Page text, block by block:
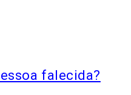
falecida?